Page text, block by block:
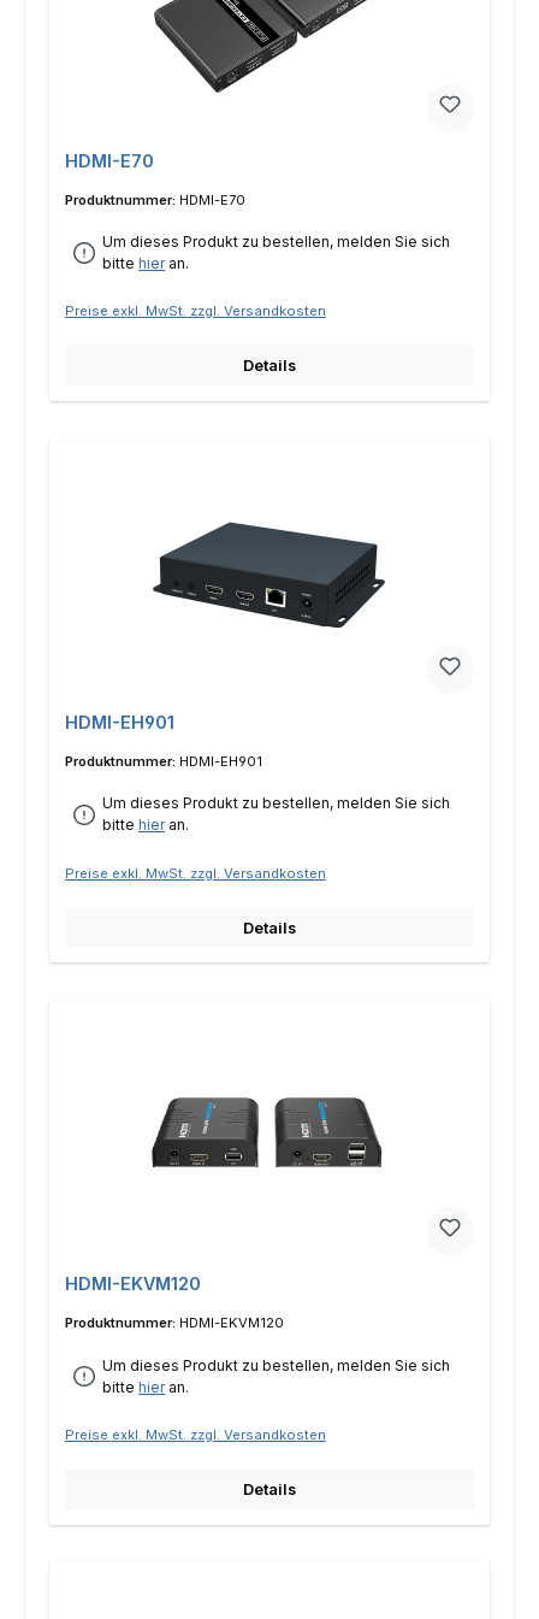
HDMI-E70
Produktnummer: HDMI-E70
Um dieses Produkt zu bestellen, melden Sie sich
bittehieran.
Preise exkl. MwSt. zzgl. Versandkosten
Details
HDMI-EH901
Produktnummer: HDMI-EH901
Um dieses Produkt zu bestellen, melden Sie sich
bittehieran.
Preise exkl. MwSt. zzgl. Versandkosten
Details
HDMI-EKVM120
Produktnummer: HDMI-EKVM120
Um dieses Produkt zu bestellen, melden Sie sich
bittehieran.
Preise exkl. MwSt. zzgl. Versandkosten
Details